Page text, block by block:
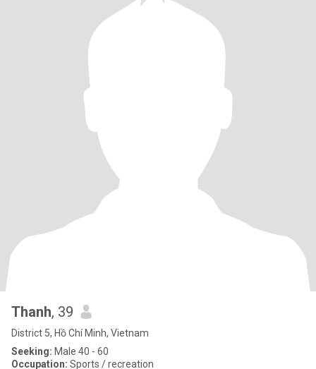
Thanh, 39
District 5, Hồ Chí Minh, Vietnam
Seeking: Male 40 - 60
Occupation: Sports / recreation